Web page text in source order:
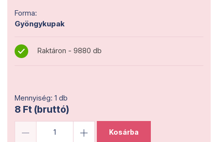
Forma:
Gyöngykupak
Raktáron - 9880 db
Mennyiség: 1 db
8 Ft (bruttó)
Kosárba